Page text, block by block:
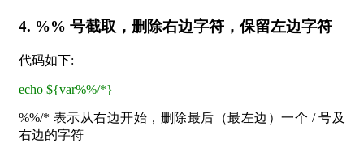
4. %% 号截取，删除右边字符，保留左边字符
代码如下:
echo ${var%%/*}
%%/* 表示从右边开始，删除最后（最左边）一个 / 号及
右边的字符